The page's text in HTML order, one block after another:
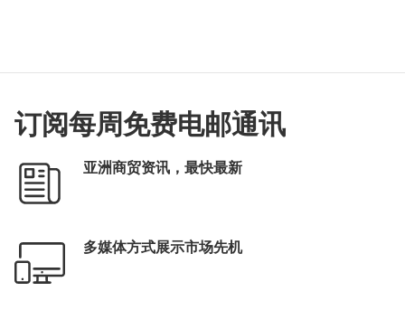
订阅每周免费电邮通讯
亚洲商贸资讯，最快最新
多媒体方式展示市场先机